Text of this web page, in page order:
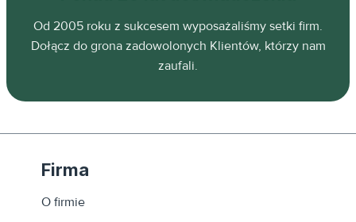
Od 2005 roku z sukcesem wyposażaliśmy setki firm.
Dołącz do grona zadowolonych Klientów, którzy nam
zaufali.
Firma
O firmie